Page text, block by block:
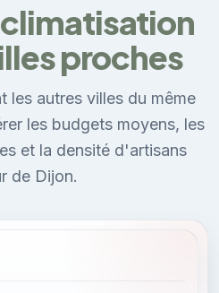
proches
les autres villes du même
les budgets moyens, les
et la densité d'artisans
de Dijon.